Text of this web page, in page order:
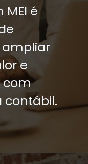
é
e
com
contábil.